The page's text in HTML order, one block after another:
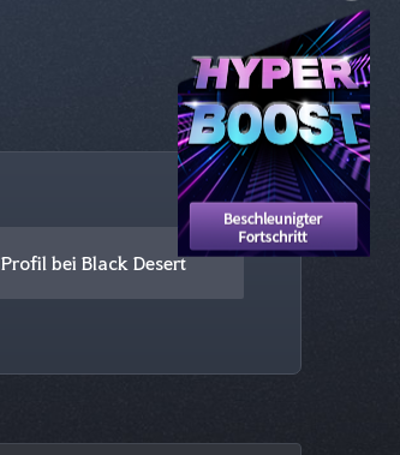
Profil bei Black Desert